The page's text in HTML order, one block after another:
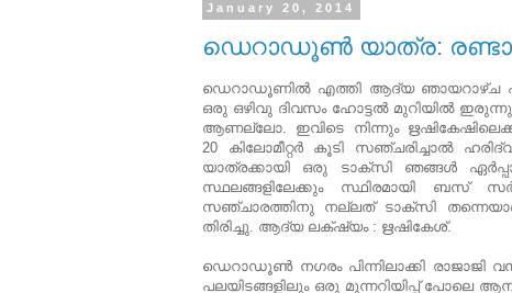
January 20, 2014
ഡെറാഡൂണ്‍ യാത്ര:
ഡെറാഡൂണില്‍ എത്തി ആദ്യ ഞായറാഴ്ച
ഒരു ഒഴിവു ദിവസം ഹോട്ടല്‍ മുറിയില്‍
ആണല്ലോ. ഇവിടെ നിന്നും
20 കിലോമീറ്റര്‍ കൂടി സഞ്ചരിച്ചാല്‍
യാത്രക്കായി ഒരു ടാക്സി ഞങ്ങള്‍
സ്ഥലങ്ങളിലേക്കും സ്ഥിരമായി ബസ്‌
സഞ്ചാരത്തിനു നല്ലത് ടാക്സി
തിരിച്ചു. ആദ്യ ലക്‌ഷ്യം : ഋഷികേശ്‌.
ഡെറാഡൂണ്‍ നഗരം പിന്നിലാക്കി രാജാജി
പലയിടങ്ങളിലും ഒരു മുന്നറിയിപ്പ് പോലെ